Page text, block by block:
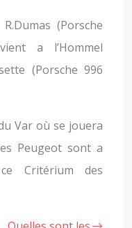
(Porsche
a l’Hommel
(Porsche 996
Var où se jouera
Peugeot sont a
Critérium des